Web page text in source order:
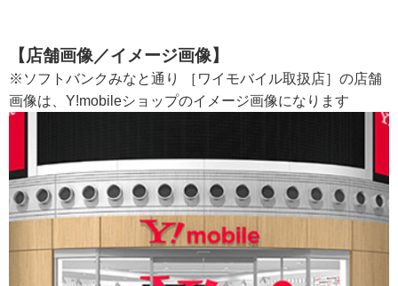
【店舗画像／イメージ画像】
※ソフトバンクみなと通り ［ワイモバイル取扱店］の店舗
画像は、Y!mobileショップのイメージ画像になります